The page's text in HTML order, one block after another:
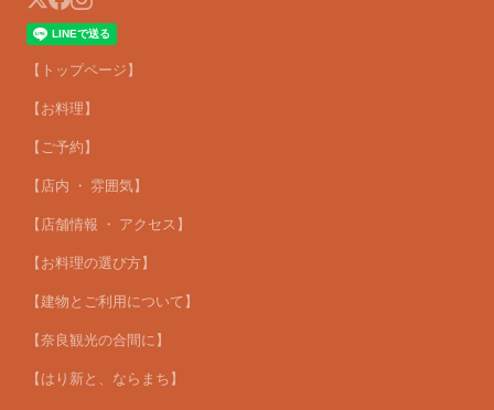
【トップページ】
【お料理】
【ご予約】
【店内 ・ 雰囲気】
【店舗情報 ・ アクセス】
【お料理の選び方】
【建物とご利用について】
【奈良観光の合間に】
【はり新と、ならまち】